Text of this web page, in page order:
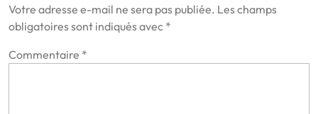
Votre adresse e-mail ne sera pas publiée. Les champs
obligatoires sont indiqués avec *
Commentaire *